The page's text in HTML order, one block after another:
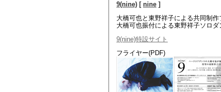
9(nine) [ nine ]
大橋可也と東野祥子による共同制
大橋可也振付による東野祥子ソロダ
9(nine)特設サイト
フライヤー(PDF)